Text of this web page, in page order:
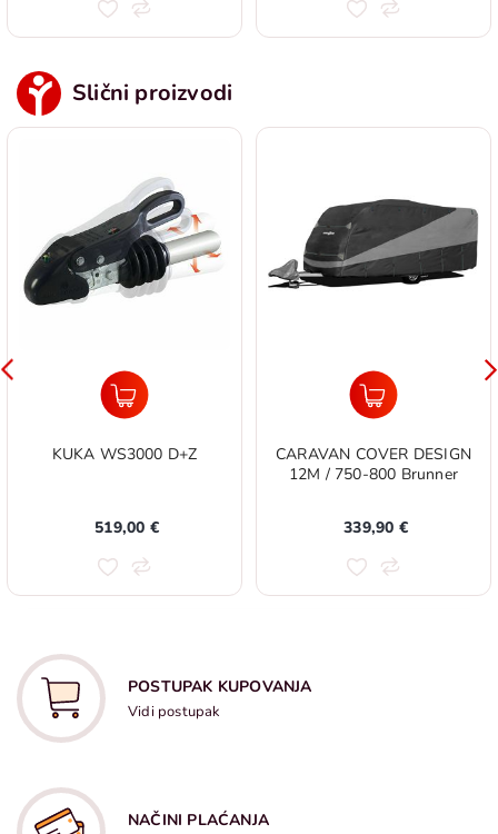
Slični proizvodi
KUKA WS3000 D+Z
519,00 €
CARAVAN COVER DESIGN
12M / 750-800 Brunner
339,90 €
POSTUPAK KUPOVANJA
Vidi postupak
NAČINI PLAĆANJA